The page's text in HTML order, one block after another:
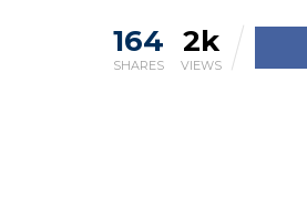
164
SHARES
2k
VIEWS